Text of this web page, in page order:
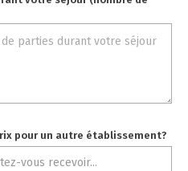
pour un autre établissement?